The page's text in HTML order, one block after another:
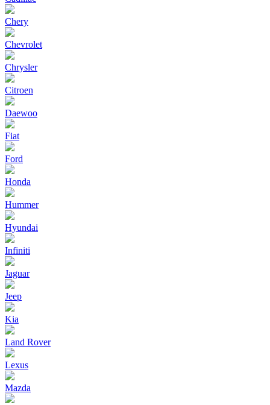
Chery
Chevrolet
Chrysler
Citroen
Daewoo
Fiat
Ford
Honda
Hummer
Hyundai
Infiniti
Jaguar
Jeep
Kia
Land Rover
Lexus
Mazda